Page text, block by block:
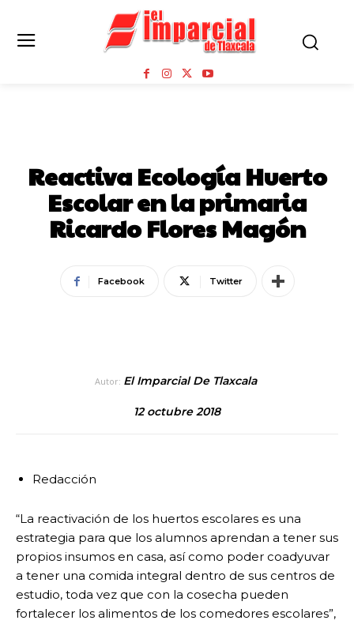
Reactiva Ecología Huerto
Escolar en la primaria
Ricardo Flores Magón
Facebook Twitter
Autor: El Imparcial De Tlaxcala
12 octubre 2018
Redacción
“La reactivación de los huertos escolares es una
estrategia para que los alumnos aprendan a tener sus
propios insumos en casa, así como poder coadyuvar
a tener una comida integral dentro de sus centros de
estudio, toda vez que con la cosecha pueden
fortalecer los alimentos de los comedores escolares”,